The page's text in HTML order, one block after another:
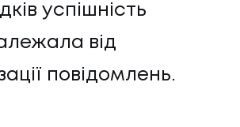
успішність
від
повідомлень.